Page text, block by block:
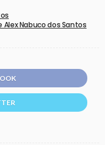
Alex Nabuco dos Santos